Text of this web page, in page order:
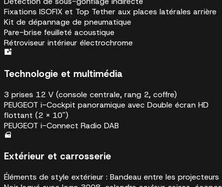
Fixations ISOFIX et Top Tether aux places latérales arrière
Kit de dépannage de pneumatique
Pare-brise feuilleté acoustique
Rétroviseur intérieur électrochrome
Technologie et multimédia
3 prises 12 V (console centrale, rang 2, coffre)
PEUGEOT i-Cockpit panoramique avec Double écran HD
flottant (2 x 10'')
PEUGEOT i-Connect Radio DAB
Extérieur et carrosserie
Éléments de style extérieur : Bandeau entre les projecteurs